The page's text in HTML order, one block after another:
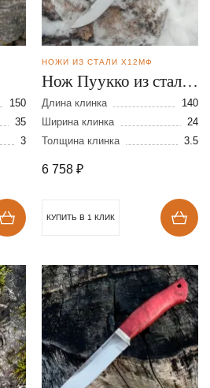
150
35
3
НОЖИ ИЗ СТАЛИ Х12МФ
Нож Пуукко из стали
Х12МФ
Длина клинка
140
Ширина клинка
24
Толщина клинка
3.5
6 758 ₽
КУПИТЬ В 1 КЛИК